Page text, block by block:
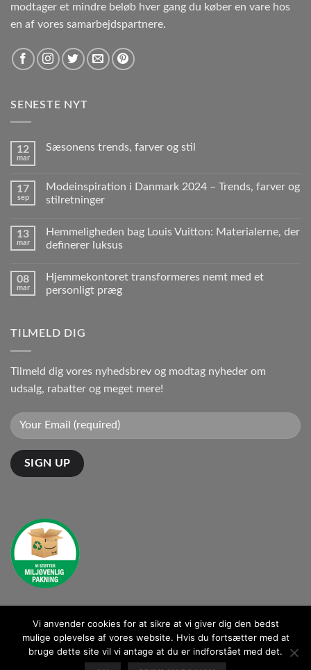
modtager et mindre beløb hver gang du køber en vare hos
en af vores samarbejdspartnere.
SENESTE NYT
12
mar
Sæsonens trends, farver og stil
17
sep
Modeinspiration i Danmark 2024 – Trends, farver og
stilretninger
13
mar
Hemmeligheden bag Louis Vuitton: Materialerne, der
definerer luksus
08
mar
Hjemmekontoret transformeres nemt med et
personligt præg
TILMELD DIG
Tilmeld dig vores nyhedsbrev og modtag nyheder om
udsalg, rabatter og meget mere!
Kontakt: kontakt@ganto.dk
BLOG
Vi anvender cookies for at sikre at vi giver dig den bedst
mulige oplevelse af vores website. Hvis du fortsætter med at
bruge dette site vil vi antage at du er indforstået med det.